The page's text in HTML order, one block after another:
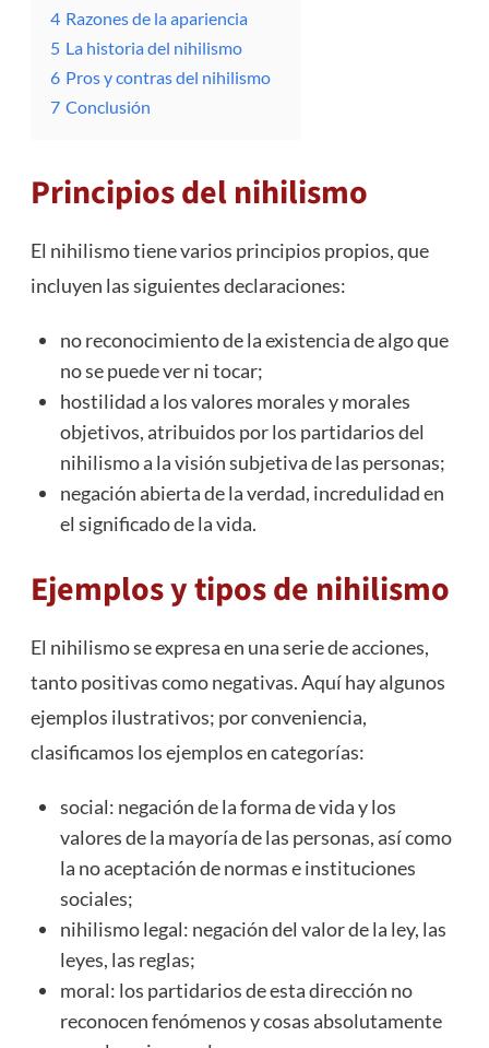
4 Razones de la apariencia
5 La historia del nihilismo
6 Pros y contras del nihilismo
7 Conclusión
Principios del nihilismo
El nihilismo tiene varios principios propios, que
incluyen las siguientes declaraciones:
no reconocimiento de la existencia de algo que
no se puede ver ni tocar;
hostilidad a los valores morales y morales
objetivos, atribuidos por los partidarios del
nihilismo a la visión subjetiva de las personas;
negación abierta de la verdad, incredulidad en
el significado de la vida.
Ejemplos y tipos de nihilismo
El nihilismo se expresa en una serie de acciones,
tanto positivas como negativas. Aquí hay algunos
ejemplos ilustrativos; por conveniencia,
clasificamos los ejemplos en categorías:
social: negación de la forma de vida y los
valores de la mayoría de las personas, así como
la no aceptación de normas e instituciones
sociales;
nihilismo legal: negación del valor de la ley, las
leyes, las reglas;
moral: los partidarios de esta dirección no
reconocen fenómenos y cosas absolutamente